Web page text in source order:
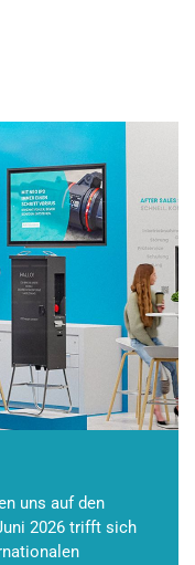
uns auf den
2026 trifft sich